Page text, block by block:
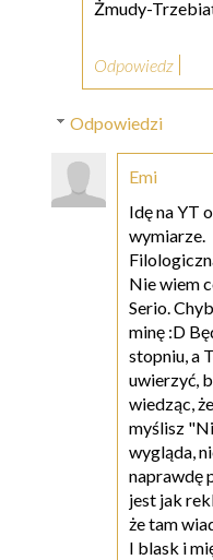
Żmudy-
Odpowiedz
Odpowiedzi
Emi
Idę na YT
wymiarze.
Nie wiem
Serio.
minę :D
stopniu, a
uwierzyć,
wiedząc,
myślisz
wygląda,
naprawdę
jest jak
że tam
I blask i